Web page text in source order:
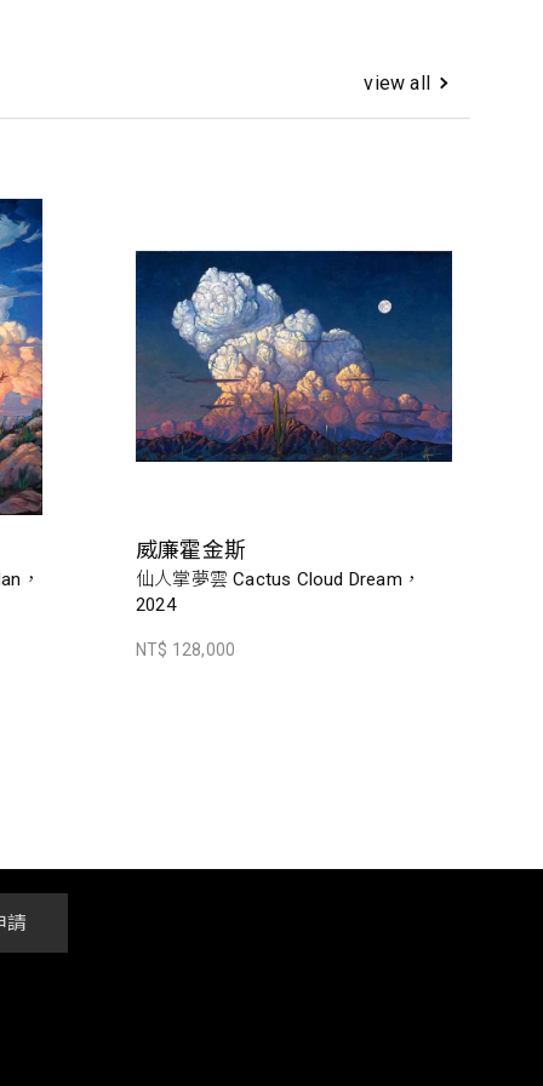
view all
，
威廉霍金斯
仙人掌夢雲 Cactus Cloud Dream，
2024
NT$ 128,000
請